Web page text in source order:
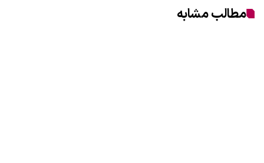
مطالب مشابه